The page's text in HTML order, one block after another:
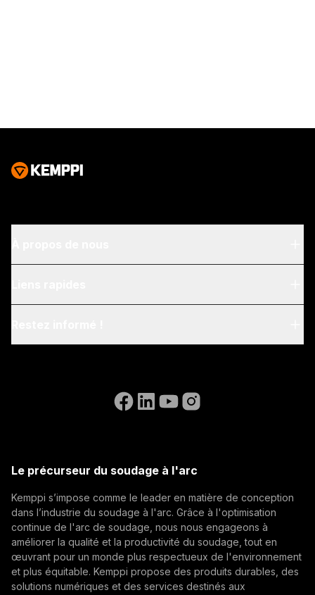
Blog & News
Instructions de facturation
Aller sur le site web de WeldEye
(opens in a new tab)
(opens in a new tab)
S'abonner
En vous abonnant, vous acceptez de recevoir des e-
mails marketing de Kemppi.
Le précurseur du soudage à l'arc
Kemppi s’impose comme le leader en matière de conception
dans l’industrie du soudage à l'arc. Grâce à l'optimisation
continue de l'arc de soudage, nous nous engageons à
améliorer la qualité et la productivité du soudage, tout en
œuvrant pour un monde plus respectueux de l'environnement
et plus équitable. Kemppi propose des produits durables, des
solutions numériques et des services destinés aux